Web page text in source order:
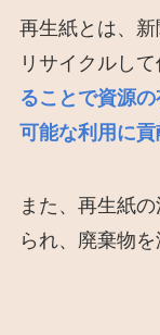
再生紙とは、
リサイクルして
ることで資源
可能な利用に貢
また、再生紙
られ、廃棄物